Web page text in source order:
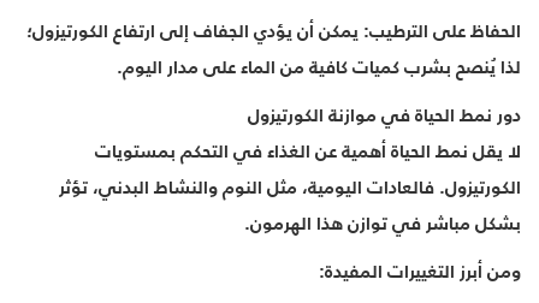
الحفاظ على الترطيب: يمكن أن يؤدي الجفاف إلى ارتفاع الكورتيزول؛
لذا يُنصح بشرب كميات كافية من الماء على مدار اليوم.
دور نمط الحياة في موازنة الكورتيزول
لا يقل نمط الحياة أهمية عن الغذاء في التحكم بمستويات
الكورتيزول. فالعادات اليومية، مثل النوم والنشاط البدني، تؤثر
بشكل مباشر في توازن هذا الهرمون.
ومن أبرز التغييرات المفيدة: